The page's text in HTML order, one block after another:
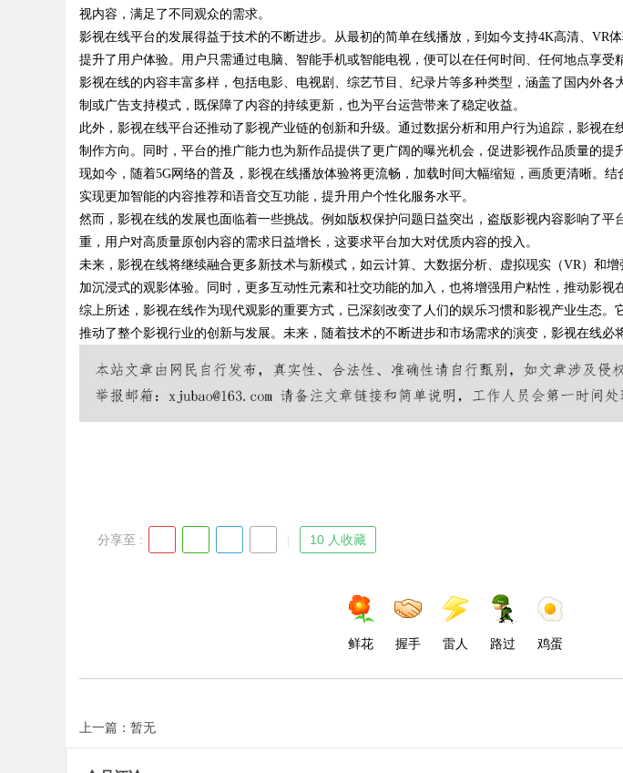
uz
!
视内容，满足了不同观众的需求。
影视在线平台的发展得益于技术的不断进步。从最初的简单在线播放，到如今支持4K高清、VR
提升了用户体验。用户只需通过电脑、智能手机或智能电视，便可以在任何时间、任何地点享受
影视在线的内容丰富多样，包括电影、电视剧、综艺节目、纪录片等多种类型，涵盖了国内外各
制或广告支持模式，既保障了内容的持续更新，也为平台运营带来了稳定收益。
此外，影视在线平台还推动了影视产业链的创新和升级。通过数据分析和用户行为追踪，影视在
制作方向。同时，平台的推广能力也为新作品提供了更广阔的曝光机会，促进影视作品质量的提
现如今，随着5G网络的普及，影视在线播放体验将更流畅，加载时间大幅缩短，画质更清晰。
实现更加智能的内容推荐和语音交互功能，提升用户个性化服务水平。
然而，影视在线的发展也面临着一些挑战。例如版权保护问题日益突出，盗版影视内容影响了平
重，用户对高质量原创内容的需求日益增长，这要求平台加大对优质内容的投入。
未来，影视在线将继续融合更多新技术与新模式，如云计算、大数据分析、虚拟现实（VR）和
加沉浸式的观影体验。同时，更多互动性元素和社交功能的加入，也将增强用户粘性，推动影视
综上所述，影视在线作为现代观影的重要方式，已深刻改变了人们的娱乐习惯和影视产业生态。
推动了整个影视行业的创新与发展。未来，随着技术的不断进步和市场需求的演变，影视在线必
分享至 : 10 人收藏
鲜花 握手 雷人 路过 鸡蛋
上一篇：暂无